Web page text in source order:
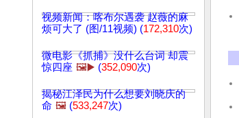
视频新闻：喀布尔遇袭 赵薇的麻
烦可大了 (图/11视频) (172,310次)
微电影《抓捕》没什么台词 却震
惊四座 🖼️▶️ (352,090次)
揭秘江泽民为什么想要刘晓庆的
命 🖼️ (533,247次)